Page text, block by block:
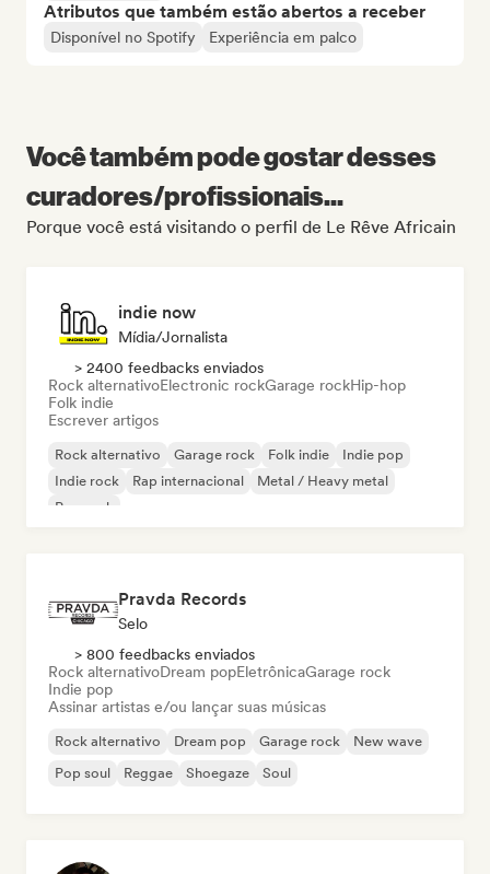
Atributos que também estão abertos a receber
Disponível no Spotify Experiência em palco
Você também pode gostar desses
curadores/profissionais...
Porque você está visitando o perfil de Le Rêve Africain
indie now
Mídia/Jornalista
> 2400 feedbacks enviados
Rock alternativoElectronic rockGarage rockHip-hop
Folk indie
Escrever artigos
Rock alternativo Garage rock Folk indie
Indie pop
Indie rock
Rap internacional
Metal / Heavy metal
Pop rock
Pravda Records
Selo
> 800 feedbacks enviados
Rock alternativoDream popEletrônicaGarage rock
Indie pop
Assinar artistas e/ou lançar suas músicas
Rock alternativo Dream pop Garage rock
New wave
Pop soul
Reggae Shoegaze Soul